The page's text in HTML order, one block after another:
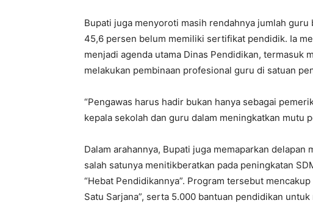
Bupati juga menyoroti masih rendahnya jumlah
45,6 persen belum memiliki sertifikat pendidik. Ia
menjadi agenda utama Dinas Pendidikan, termasuk
melakukan pembinaan profesional guru di satuan
“Pengawas harus hadir bukan hanya sebagai
kepala sekolah dan guru dalam meningkatkan mutu
Dalam arahannya, Bupati juga memaparkan
salah satunya menitikberatkan pada peningkatan
“Hebat Pendidikannya”. Program tersebut
Satu Sarjana”, serta 5.000 bantuan pendidikan untuk